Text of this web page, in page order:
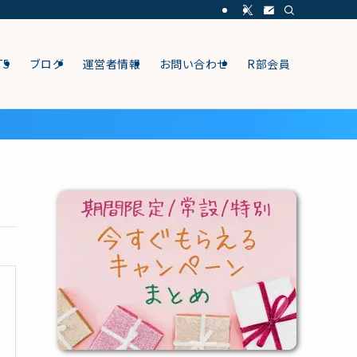
ブログ 運営者情報 お問い合わせ R部会員